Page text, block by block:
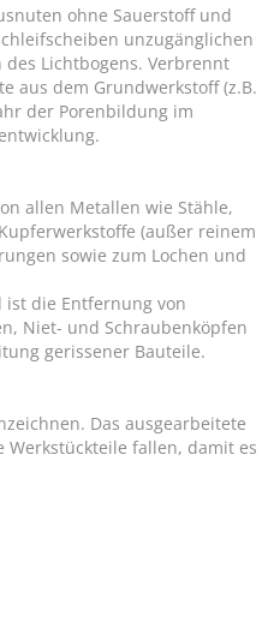
ohne Sauerstoff und
unzugänglichen
des Lichtbogens. Verbrennt
aus dem Grundwerkstoff (z.B.
der Porenbildung im
allen Metallen wie Stähle,
(außer reinem
sowie zum Lochen und
ist die Entfernung von
Niet- und Schraubenköpfen
gerissener Bauteile.
Das ausgearbeitete
fallen, damit es